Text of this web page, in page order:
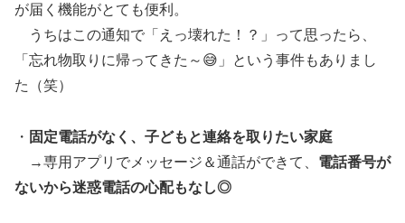
が届く機能がとても便利。
うちはこの通知で「えっ壊れた！？」って思ったら、
「忘れ物取りに帰ってきた～😅」という事件もありまし
た（笑）
・ 固定電話がなく、子どもと連絡を取りたい家庭
→専用アプリでメッセージ＆通話ができて、 電話番号が
ないから迷惑電話の心配もなし◎